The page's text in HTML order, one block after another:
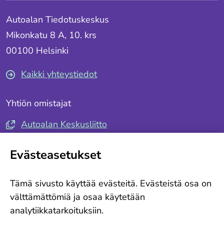
Autoalan Tiedotuskeskus
Mikonkatu 8 A, 10. krs
00100 Helsinki
Kaikki yhteystiedot
Yhtiön omistajat
Autoalan Keskusliitto
Tilaa tiedotteemme
Evästeasetukset
Tämä sivusto käyttää evästeitä. Evästeistä osa on
välttämättömiä ja osaa käytetään
analytiikkatarkoituksiin.